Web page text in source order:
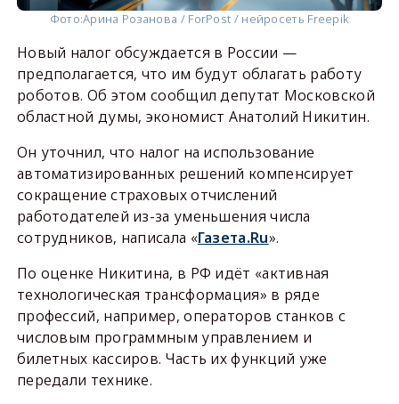
Фото:Арина Розанова / ForPost / нейросеть Freepik
Новый налог обсуждается в России —
предполагается, что им будут облагать работу
роботов. Об этом сообщил депутат Московской
областной думы, экономист Анатолий Никитин.
Он уточнил, что налог на использование
автоматизированных решений компенсирует
сокращение страховых отчислений
работодателей из-за уменьшения числа
сотрудников, написала «Газета.Ru».
По оценке Никитина, в РФ идёт «активная
технологическая трансформация» в ряде
профессий, например, операторов станков с
числовым программным управлением и
билетных кассиров. Часть их функций уже
передали технике.